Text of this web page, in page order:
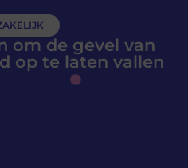
om de gevel van
op te laten vallen